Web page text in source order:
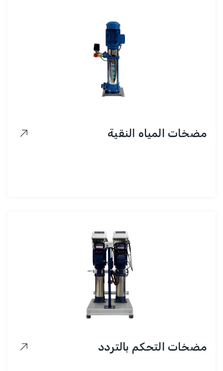
مضخات المياه النقية
مضخات التحكم بالتردد